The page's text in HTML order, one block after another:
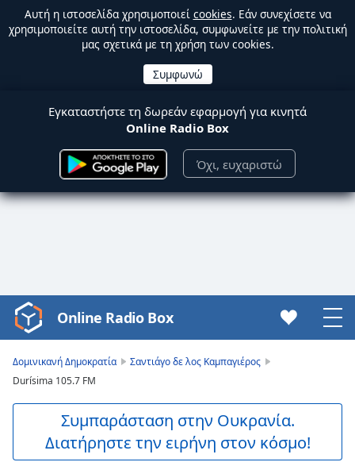
Αυτή η ιστοσελίδα χρησιμοποιεί cookies. Εάν συνεχίσετε να
χρησιμοποιείτε αυτή την ιστοσελίδα, συμφωνείτε με την πολιτική
μας σχετικά με τη χρήση των cookies.
Εγκαταστήστε τη δωρεάν εφαρμογή για κινητά
Online Radio Box
Όχι, ευχαριστώ
Video
Player
loading.
Video
Backward
Online Radio Box
Δομινικανή Δημοκρατία
Σαντιάγο δε λος Καμπαγιέρος
Durísima 105.7 FM
Συμπαράσταση στην Ουκρανία.
Διατήρηστε την ειρήνη στον κόσμο!